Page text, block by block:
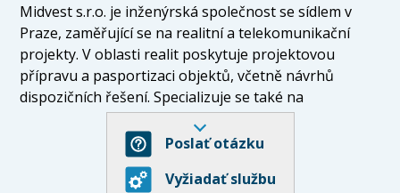
Midvest s.r.o. je inženýrská společnost se sídlem v
Praze, zaměřující se na realitní a telekomunikační
projekty. V oblasti realit poskytuje projektovou
přípravu a pasportizaci objektů, včetně návrhů
dispozičních řešení. Specializuje se také na
fotovoltaické elektrárny a systémy vytápění. V
telekomunikacích nabízí kompletní řešení od
plánování až po implementaci projektů. Dronování
objektů a fotogrametrie jsou dalšími službami, které
Poslať otázku
Vyžiadať službu